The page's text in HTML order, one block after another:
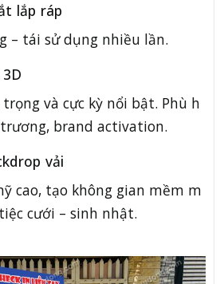
lắp ráp
– tái sử dụng nhiều lần.
và cực kỳ nổi bật. Phù h
brand activation.
vải
cao, tạo không gian mềm m
cưới – sinh nhật.